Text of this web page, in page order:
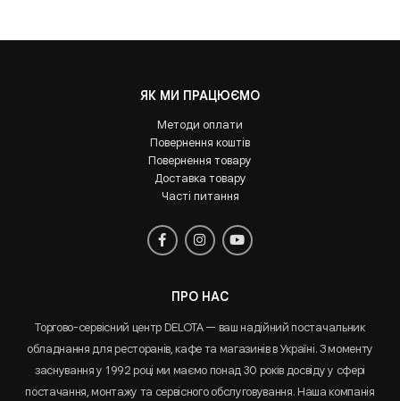
ЯК МИ ПРАЦЮЄМО
Методи оплати
Повернення коштів
Повернення товару
Доставка товару
Часті питання
ПРО НАС
Торгово-сервісний центр DELOTA — ваш надійний постачальник
обладнання для ресторанів, кафе та магазинів в Україні. З моменту
заснування у 1992 році ми маємо понад 30 років досвіду у сфері
постачання, монтажу та сервісного обслуговування. Наша компанія